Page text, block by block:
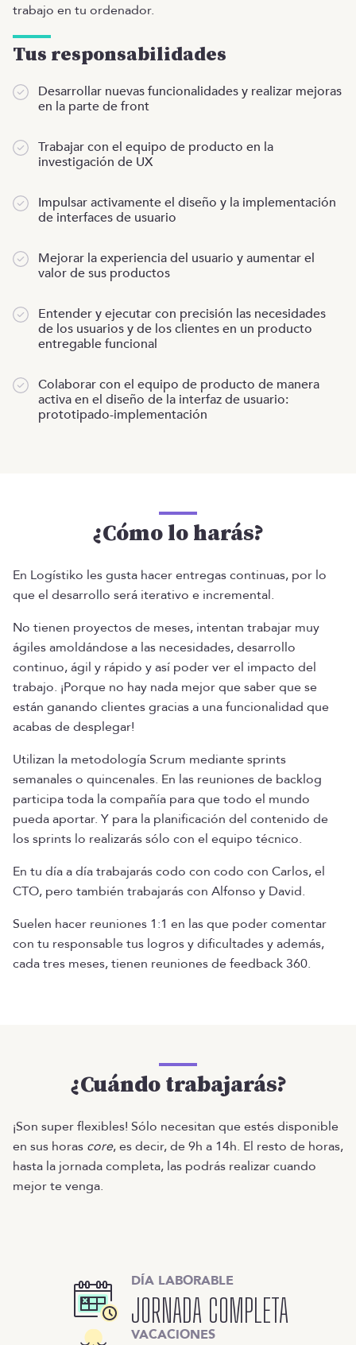
trabajo en tu ordenador.
Tus responsabilidades
Desarrollar nuevas funcionalidades y realizar mejoras
en la parte de front
Trabajar con el equipo de producto en la
investigación de UX
Impulsar activamente el diseño y la implementación
de interfaces de usuario
Mejorar la experiencia del usuario y aumentar el
valor de sus productos
Entender y ejecutar con precisión las necesidades
de los usuarios y de los clientes en un producto
entregable funcional
Colaborar con el equipo de producto de manera
activa en el diseño de la interfaz de usuario:
prototipado-implementación
¿Cómo lo harás?
En Logístiko les gusta hacer entregas continuas, por lo
que el desarrollo será iterativo e incremental.
No tienen proyectos de meses, intentan trabajar muy
ágiles amoldándose a las necesidades, desarrollo
continuo, ágil y rápido y así poder ver el impacto del
trabajo. ¡Porque no hay nada mejor que saber que se
están ganando clientes gracias a una funcionalidad que
acabas de desplegar!
Utilizan la metodología Scrum mediante sprints
semanales o quincenales. En las reuniones de backlog
participa toda la compañía para que todo el mundo
pueda aportar. Y para la planificación del contenido de
los sprints lo realizarás sólo con el equipo técnico.
En tu día a día trabajarás codo con codo con Carlos, el
CTO, pero también trabajarás con Alfonso y David.
Suelen hacer reuniones 1:1 en las que poder comentar
con tu responsable tus logros y dificultades y además,
cada tres meses, tienen reuniones de feedback 360.
¿Cuándo trabajarás?
¡Son super flexibles! Sólo necesitan que estés disponible
en sus horas core, es decir, de 9h a 14h. El resto de horas,
hasta la jornada completa, las podrás realizar cuando
mejor te venga.
DÍA LABORABLE
JORNADA COMPLETA
VACACIONES